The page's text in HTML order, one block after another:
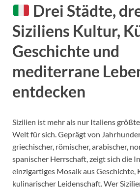
Drei Städte,
Siziliens Kultur,
Geschichte und
mediterrane
entdecken
Sizilien ist mehr als nur Italiens
Welt für sich. Geprägt von
griechischer, römischer, arabischer,
spanischer Herrschaft, zeigt sich die
einzigartiges Mosaik aus Geschichte,
kulinarischer Leidenschaft. Wer